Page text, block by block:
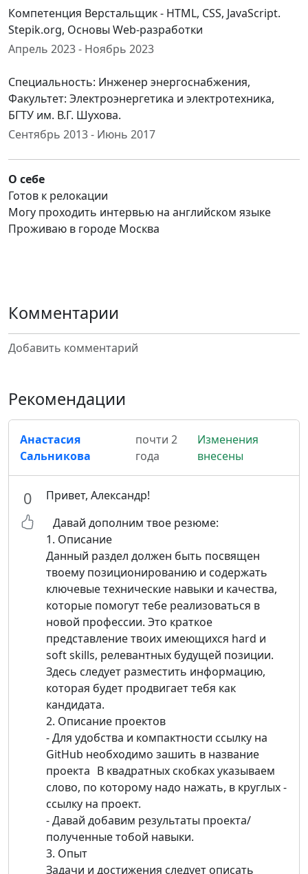
Компетенция Верстальщик - HTML, CSS, JavaScript.
Stepik.org, Основы Web-разработки
Апрель 2023 - Ноябрь 2023
Специальность: Инженер энергоснабжения,
Факультет: Электроэнергетика и электротехника,
БГТУ им. В.Г. Шухова.
Сентябрь 2013 - Июнь 2017
О себе
Готов к релокации
Могу проходить интервью на английском языке
Проживаю в городе Москва
Комментарии
Добавить комментарий
Рекомендации
Анастасия
Сальникова
почти 2
года
Изменения
внесены
0
Привет, Александр!
Давай дополним твое резюме:
1. Описание
Данный раздел должен быть посвящен
твоему позиционированию и содержать
ключевые технические навыки и качества,
которые помогут тебе реализоваться в
новой профессии. Это краткое
представление твоих имеющихся hard и
soft skills, релевантных будущей позиции.
Здесь следует разместить информацию,
которая будет продвигает тебя как
кандидата.
2. Описание проектов
- Для удобства и компактности ссылку на
GitHub необходимо зашить в название
проекта В квадратных скобках указываем
слово, по которому надо нажать, в круглых -
ссылку на проект.
- Давай добавим результаты проекта/
полученные тобой навыки.
3. Опыт
Задачи и достижения следует описать